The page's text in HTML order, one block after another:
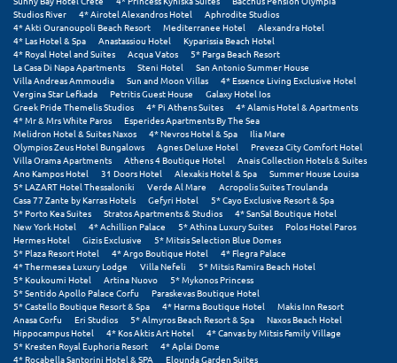
Σάμος
Σαντορίνη
Σέριφος
Σέρρες
Σιθωνία
Σίκινος
Σίφνος
Σκαφιδιά Ηλείας
Σκιάθος
Σκόπελος
Σκύρος
Studios River
4* Airotel Alexandros Hotel
Aphrodite Studios
4* Akti Ouranoupoli Beach Resort
Mediterranee Hotel
Alexandra Hotel
4* Las Hotel & Spa
Anastassiou Hotel
Kyparissia Beach Hotel
4* Royal Hotel and Suites
Acqua Vatos
5* Parga Beach Resort
La Casa Di Napa Apartments
Steni Hotel
San Antonio Summer House
Villa Andreas Ammoudia
Sun and Moon Villas
4* Essence Living Exclusive Hotel
Vergina Star Lefkada
Petritis Guest House
Galaxy Hotel Ios
Greek Pride Themelis Studios
4* Pi Athens Suites
4* Alamis Hotel & Apartments
4* Mr & Mrs White Paros
Esperides Apartments By The Sea
Melidron Hotel & Suites Naxos
4* Nevros Hotel & Spa
Ilia Mare
Olympios Zeus Hotel Bungalows
Agnes Deluxe Hotel
Preveza City Comfort Hotel
Villa Orama Apartments
Athens 4 Boutique Hotel
Anais Collection Hotels & Suites
Ano Kampos Hotel
31 Doors Hotel Alexakis Hotel & Spa
Summer House Louisa
5* LAZART Hotel Thessaloniki
Verde Al Mare
Acropolis Suites Troulanda
Casa 77 Zante by Karras Hotels
Gefyri Hotel
5* Cayo Exclusive Resort & Spa
5* Porto Kea Suites
Stratos Apartments & Studios
4* SanSal Boutique Hotel
New York Hotel
4* Achillion Palace 5* Athina Luxury Suites
Polos Hotel Paros
Hermes Hotel
Gizis Exclusive
5* Mitsis Selection Blue Domes
5* Plaza Resort Hotel
4* Argo Boutique Hotel
4* Flegra Palace
4* Thermesea Luxury Lodge
Villa Nefeli
5* Mitsis Ramira Beach Hotel
5* Koukoumi Hotel
Artina Nuovo
5* Mykonos Princess
5* Sentido Apollo Palace Corfu
Paraskevas Boutique Hotel
5* Castello Boutique Resort & Spa
4* Harma Boutique Hotel
Makis Inn Resort
Anasa Corfu
Eri Studios 5* Almyros Beach Resort & Spa
Naxos Beach Hotel
Hippocampus Hotel
4* Kos Aktis Art Hotel
4* Canvas by Mitsis Family Village
5* Kresten Royal Euphoria Resort
4* Aplai Dome
4* Rocabella Santorini Hotel & SPA
Elounda Garden Suites